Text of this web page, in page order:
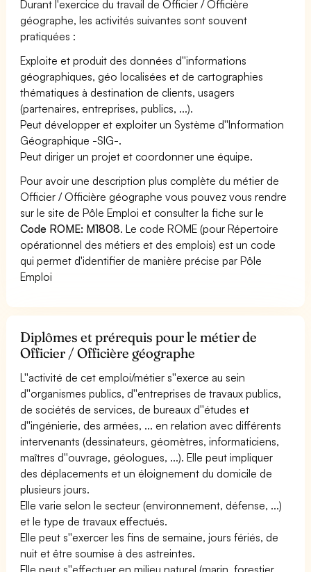
Durant l'exercice du travail de Officier / Officière
géographe, les activités suivantes sont souvent
pratiquées :
Exploite et produit des données d''informations
géographiques, géo localisées et de cartographies
thématiques à destination de clients, usagers
(partenaires, entreprises, publics, ...).
Peut développer et exploiter un Système d''Information
Géographique -SIG-.
Peut diriger un projet et coordonner une équipe.
Pour avoir une description plus complète du métier de
Officier / Officière géographe vous pouvez vous rendre
sur le site de Pôle Emploi et consulter la fiche sur le
Code ROME: M1808. Le code ROME (pour Répertoire
opérationnel des métiers et des emplois) est un code
qui permet d'identifier de manière précise par Pôle
Emploi
Diplômes et prérequis pour le métier de
Officier / Officière géographe
L''activité de cet emploi/métier s''exerce au sein
d''organismes publics, d''entreprises de travaux publics,
de sociétés de services, de bureaux d''études et
d''ingénierie, des armées, ... en relation avec différents
intervenants (dessinateurs, géomètres, informaticiens,
maîtres d''ouvrage, géologues, ...). Elle peut impliquer
des déplacements et un éloignement du domicile de
plusieurs jours.
Elle varie selon le secteur (environnement, défense, ...)
et le type de travaux effectués.
Elle peut s''exercer les fins de semaine, jours fériés, de
nuit et être soumise à des astreintes.
Elle peut s''effectuer en milieu naturel (marin, forestier,